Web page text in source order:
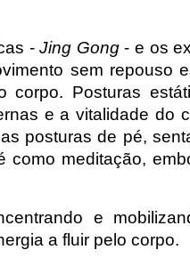
-Jing Gong- e os
sem repouso
corpo. Posturas
e a vitalidade do
posturas de pé,
como meditação,
e
a fluir pelo corpo.